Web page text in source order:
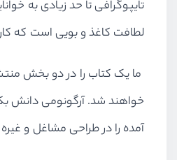
لطافت کاغذ و بویی است که
خواهند شد. آرگونومی دانش
آمده را در طراحی مشاغل و